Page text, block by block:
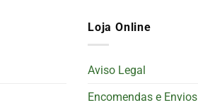
Loja Online
Aviso Legal
Encomendas e Envios